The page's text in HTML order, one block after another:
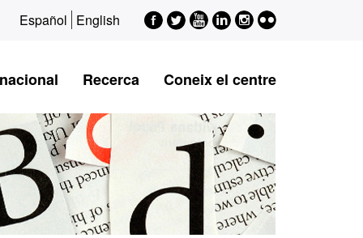
Español English Facebook
Twitter
Youtube
LinkedIn
Instagram
Flickr
Recerca Coneix el centre